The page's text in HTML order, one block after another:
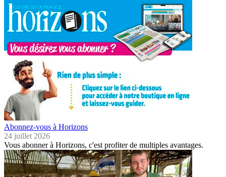
Abonnez-vous à Horizons
24 juillet 2026
Vous abonner à Horizons, c'est profiter de multiples avantages.